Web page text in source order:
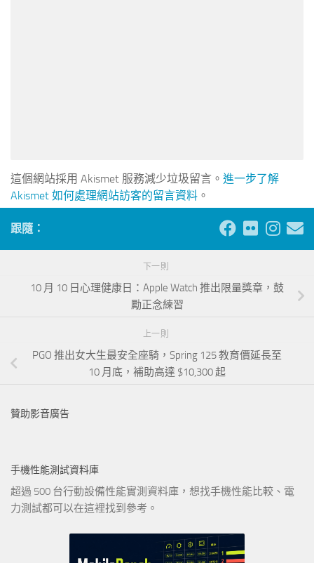
這個網站採用 Akismet 服務減少垃圾留言。 進一步了解
Akismet 如何處理網站訪客的留言資料 。
跟隨：
下一則
10 月 10 日心理健康日：Apple Watch 推出限量獎章，鼓
勵正念練習
上一則
PGO 推出女大生最安全座騎，Spring 125 教育價延長至
10 月底，補助高達 $10,300 起
贊助影音廣告
手機性能測試資料庫
超過 500 台行動設備性能實測資料庫，想找手機性能比較、電
力測試都可以在這裡找到參考。